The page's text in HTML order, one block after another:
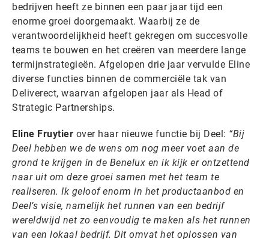
bedrijven heeft ze binnen een paar jaar tijd een
enorme groei doorgemaakt. Waarbij ze de
verantwoordelijkheid heeft gekregen om succesvolle
teams te bouwen en het creëren van meerdere lange
termijnstrategieën. Afgelopen drie jaar vervulde Eline
diverse functies binnen de commerciële tak van
Deliverect, waarvan afgelopen jaar als Head of
Strategic Partnerships.
Eline Fruytier over haar nieuwe functie bij Deel: “Bij
Deel hebben we de wens om nog meer voet aan de
grond te krijgen in de Benelux en ik kijk er ontzettend
naar uit om deze groei samen met het team te
realiseren. Ik geloof enorm in het productaanbod en
Deel’s visie, namelijk het runnen van een bedrijf
wereldwijd net zo eenvoudig te maken als het runnen
van een lokaal bedrijf. Dit omvat het oplossen van